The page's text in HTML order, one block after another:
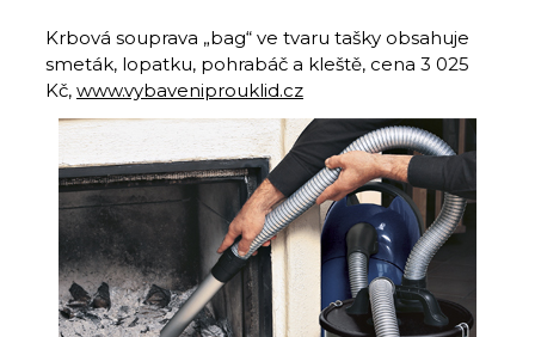
Krbová souprava „bag“ ve tvaru tašky obsahuje
smeták, lopatku, pohrabáč a kleště, cena 3 025
Kč, www.vybaveniprouklid.cz